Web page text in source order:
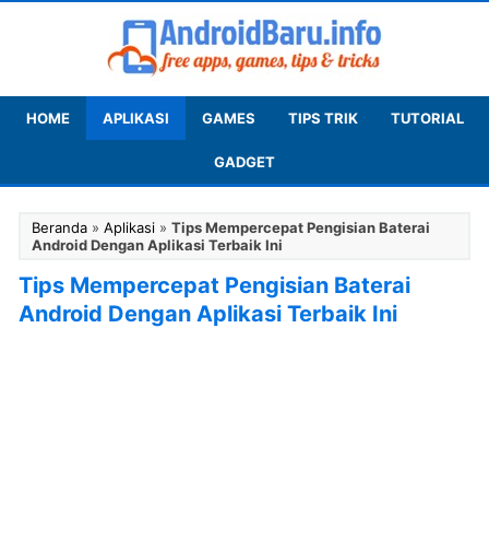
HOME APLIKASI GAMES TIPS TRIK TUTORIAL
GADGET
Beranda» Aplikasi» Tips Mempercepat Pengisian Baterai
Android Dengan Aplikasi Terbaik Ini
Tips Mempercepat Pengisian Baterai
Android Dengan Aplikasi Terbaik Ini